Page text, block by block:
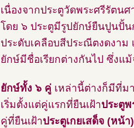
เนื่องจากประตูวัดพระศรีรัตน
โดย ๖ ประตูมีรูปยักษ์ยืนปูนปั้
ประดับเคลือบสีประณีตงดงาม
ยักษ์มีชื่อเรียกต่างกันไป ซึ่งแ
ยักษ์ทั้ง ๖ คู่ เหล่านี้ต่างก็มีที่ม
เริ่มตั้งแต่คู่แรกที่ยืนเฝ้าประตูพ
คู่ที่ยืนเฝ้าประตูเกยเสด็จ (หน้า)